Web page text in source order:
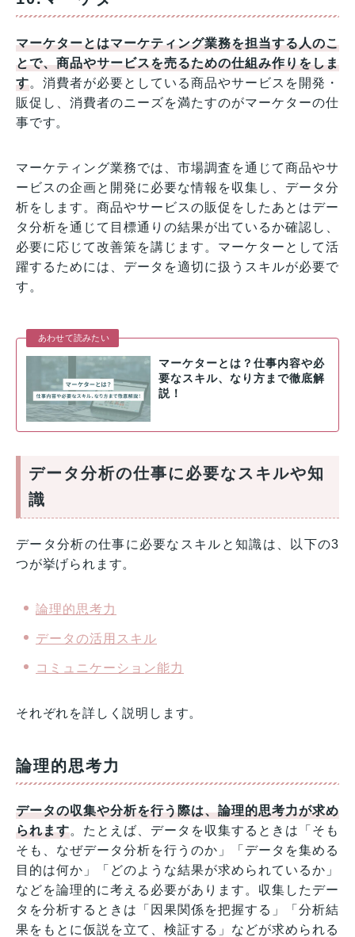
マーケターとはマーケティング業務を担当する人のこ
とで、商品やサービスを売るための仕組み作りをしま
す。消費者が必要としている商品やサービスを開発・
販促し、消費者のニーズを満たすのがマーケターの仕
事です。
マーケティング業務では、市場調査を通じて商品やサ
ービスの企画と開発に必要な情報を収集し、データ分
析をします。商品やサービスの販促をしたあとはデー
タ分析を通じて目標通りの結果が出ているか確認し、
必要に応じて改善策を講じます。マーケターとして活
躍するためには、データを適切に扱うスキルが必要で
す。
あわせて読みたい
マーケターとは？仕事内容や必
要なスキル、なり方まで徹底解
説！
データ分析の仕事に必要なスキルや知
識
データ分析の仕事に必要なスキルと知識は、以下の3
つが挙げられます。
論理的思考力
データの活用スキル
コミュニケーション能力
それぞれを詳しく説明します。
論理的思考力
データの収集や分析を行う際は、論理的思考力が求め
られます。たとえば、データを収集するときは「そも
そも、なぜデータ分析を行うのか」「データを集める
目的は何か」「どのような結果が求められているか」
などを論理的に考える必要があります。収集したデー
タを分析するときは「因果関係を把握する」「分析結
果をもとに仮説を立て、検証する」などが求められる